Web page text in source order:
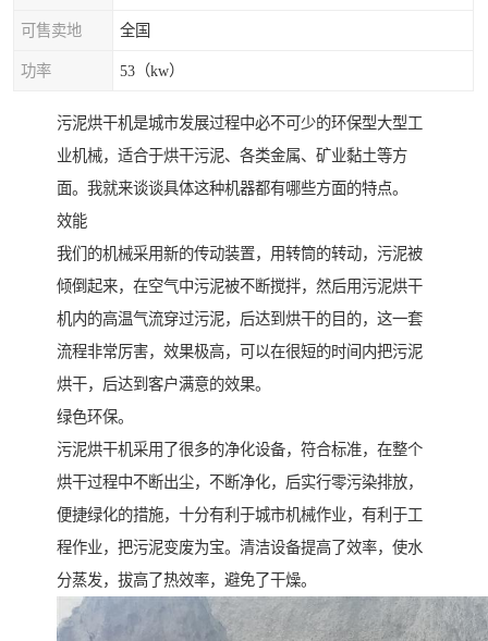
可售卖地 全国
功率 53（kw）
污泥烘干机是城市发展过程中必不可少的环保型大型工
业机械，适合于烘干污泥、各类金属、矿业黏土等方
面。我就来谈谈具体这种机器都有哪些方面的特点。
效能
我们的机械采用新的传动装置，用转筒的转动，污泥被
倾倒起来，在空气中污泥被不断搅拌，然后用污泥烘干
机内的高温气流穿过污泥，后达到烘干的目的，这一套
流程非常厉害，效果极高，可以在很短的时间内把污泥
烘干，后达到客户满意的效果。
绿色环保。
污泥烘干机采用了很多的净化设备，符合标准，在整个
烘干过程中不断出尘，不断净化，后实行零污染排放，
便捷绿化的措施，十分有利于城市机械作业，有利于工
程作业，把污泥变废为宝。清洁设备提高了效率，使水
分蒸发，拔高了热效率，避免了干燥。